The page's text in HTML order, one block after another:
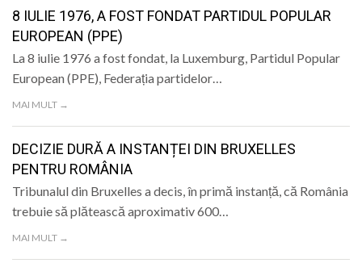
SANATATE
SPORT
SPECIAL
POLITIC
LIFE
8 IULIE 1976, A FOST FONDAT PARTIDUL POPULAR
EUROPEAN (PPE)
La 8 iulie 1976 a fost fondat, la Luxemburg, Partidul Popular
European (PPE), Federația partidelor…
MAI MULT →
DECIZIE DURĂ A INSTANȚEI DIN BRUXELLES
PENTRU ROMÂNIA
Tribunalul din Bruxelles a decis, în primă instanță, că România
trebuie să plătească aproximativ 600…
MAI MULT →